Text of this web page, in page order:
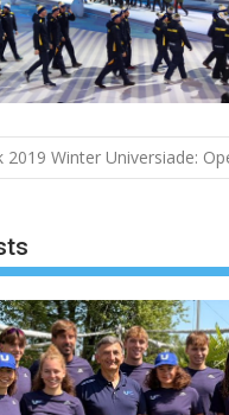
2019 Winter Universiade: